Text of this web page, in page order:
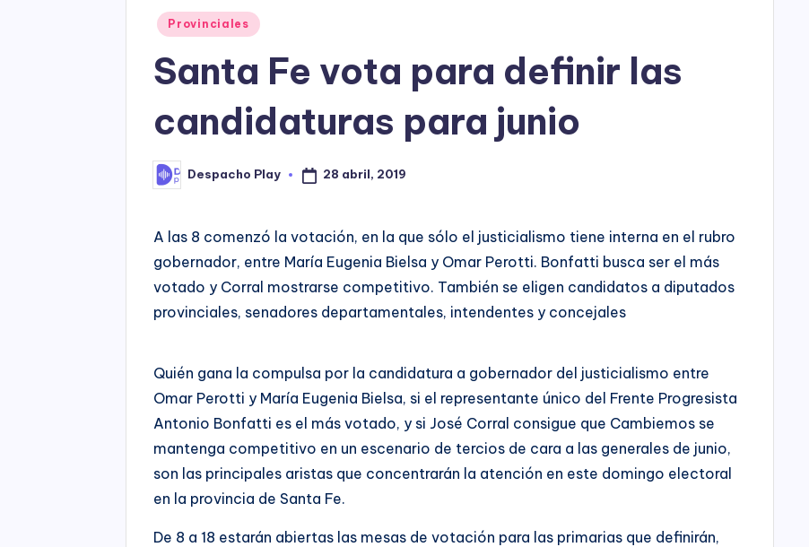
h
o
y
Posted
Provinciales
Santa Fe vota para definir las
candidaturas para junio
Posted
by
Despacho Play 28 abril, 2019
A las 8 comenzó la votación, en la que sólo el justicialismo tiene interna en el rubro
gobernador, entre María Eugenia Bielsa y Omar Perotti. Bonfatti busca ser el más
votado y Corral mostrarse competitivo. También se eligen candidatos a diputados
provinciales, senadores departamentales, intendentes y concejales
Quién gana la compulsa por la candidatura a gobernador del justicialismo entre
Omar Perotti y María Eugenia Bielsa, si el representante único del Frente Progresista
Antonio Bonfatti es el más votado, y si José Corral consigue que Cambiemos se
mantenga competitivo en un escenario de tercios de cara a las generales de junio,
son las principales aristas que concentrarán la atención en este domingo electoral
en la provincia de Santa Fe.
De 8 a 18 estarán abiertas las mesas de votación para las primarias que definirán,